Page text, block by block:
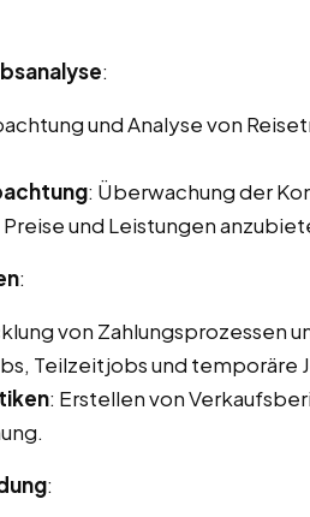
:
und Analyse von
: Überwachung der
und Leistungen
:
von Zahlungsprozessen
Teilzeitjobs und temporäre
: Erstellen von
: